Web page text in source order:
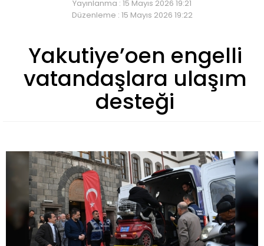
Yayınlanma : 15 Mayıs 2026 19:21
Düzenleme : 15 Mayıs 2026 19:22
Yakutiye’oen engelli
vatandaşlara ulaşım
desteği